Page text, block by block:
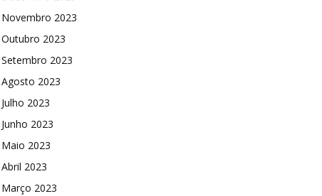
Novembro 2023
Outubro 2023
Setembro 2023
Agosto 2023
Julho 2023
Junho 2023
Maio 2023
Abril 2023
Março 2023